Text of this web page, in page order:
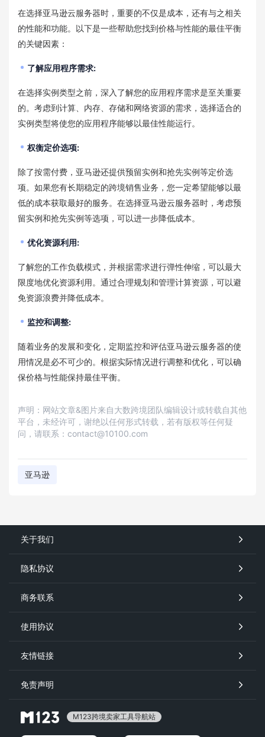
在选择亚马逊云服务器时，重要的不仅是成本，还有与之相关
的性能和功能。以下是一些帮助您找到价格与性能的最佳平衡
的关键因素：
了解应用程序需求:
在选择实例类型之前，深入了解您的应用程序需求是至关重要
的。考虑到计算、内存、存储和网络资源的需求，选择适合的
实例类型将使您的应用程序能够以最佳性能运行。
权衡定价选项:
除了按需付费，亚马逊还提供预留实例和抢先实例等定价选
项。如果您有长期稳定的跨境销售业务，您一定希望能够以最
低的成本获取最好的服务。在选择亚马逊云服务器时，考虑预
留实例和抢先实例等选项，可以进一步降低成本。
优化资源利用:
了解您的工作负载模式，并根据需求进行弹性伸缩，可以最大
限度地优化资源利用。通过合理规划和管理计算资源，可以避
免资源浪费并降低成本。
监控和调整:
随着业务的发展和变化，定期监控和评估亚马逊云服务器的使
用情况是必不可少的。根据实际情况进行调整和优化，可以确
保价格与性能保持最佳平衡。
声明：网站文章&图片来自大数跨境团队编辑设计或转载自其他
平台，未经许可，谢绝以任何形式转载，若有版权等任何疑
问，请联系：contact@10100.com
亚马逊
关于我们
隐私协议
商务联系
使用协议
友情链接
免责声明
M123跨境卖家工具导航站